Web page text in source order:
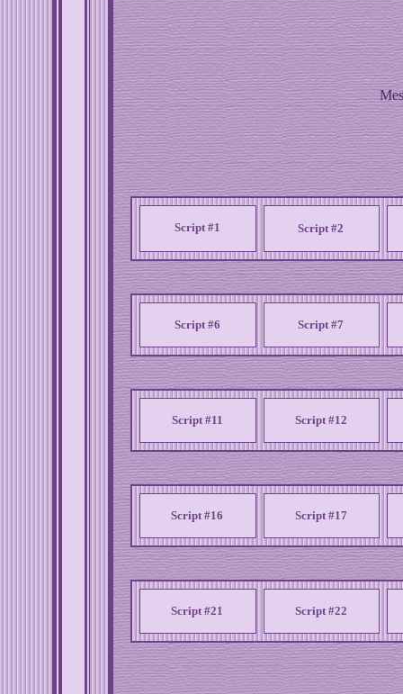
Script #1 Script #2
Script #6 Script #7
Script #11 Script #12
Script #16 Script #17
Script #21 Script #22